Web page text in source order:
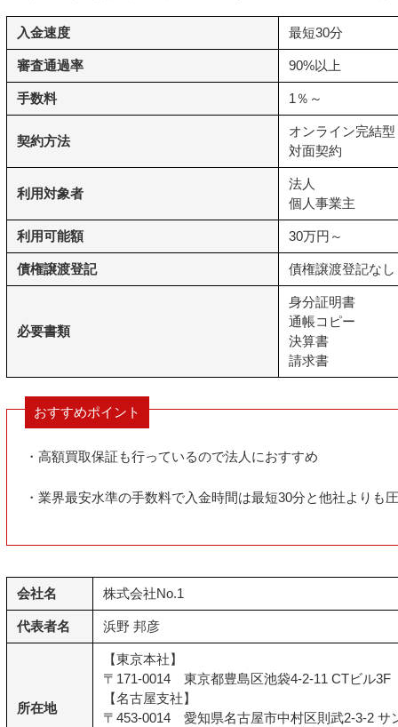
入金速度 最短30分
審査通過率 90%以上
手数料 1％～
契約方法
オンライン完結型
対面契約
利用対象者
法人
個人事業主
利用可能額 30万円～
債権譲渡登記 債権譲渡登記なし
必要書類
身分証明書
通帳コピー
決算書
請求書
おすすめポイント
・高額買取保証も行っているので法人におすすめ
・業界最安水準の手数料で入金時間は最短30分と他社よりも
会社名 株式会社No.1
代表者名 浜野 邦彦
所在地
【東京本社】
〒171-0014 東京都豊島区池袋4-2-11 CTビル3F
【名古屋支社】
〒453-0014 愛知県名古屋市中村区則武2-3-2 サ